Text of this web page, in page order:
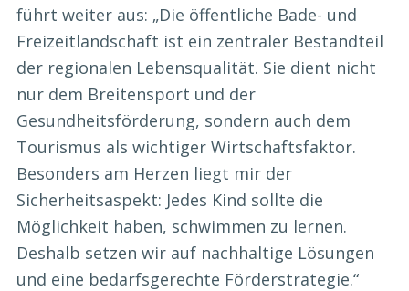
führt weiter aus: „Die öffentliche Bade- und
Freizeitlandschaft ist ein zentraler Bestandteil
der regionalen Lebensqualität. Sie dient nicht
nur dem Breitensport und der
Gesundheitsförderung, sondern auch dem
Tourismus als wichtiger Wirtschaftsfaktor.
Besonders am Herzen liegt mir der
Sicherheitsaspekt: Jedes Kind sollte die
Möglichkeit haben, schwimmen zu lernen.
Deshalb setzen wir auf nachhaltige Lösungen
und eine bedarfsgerechte Förderstrategie.“